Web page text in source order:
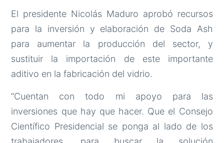
El presidente Nicolás Maduro aprobó recursos
para la inversión y elaboración de Soda Ash
para aumentar la producción del sector, y
sustituir la importación de este importante
aditivo en la fabricación del vidrio.
“Cuentan con todo mi apoyo para las
inversiones que hay que hacer. Que el Consejo
Científico Presidencial se ponga al lado de los